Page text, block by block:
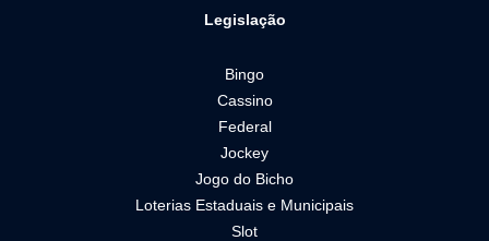
Legislação
Bingo
Cassino
Federal
Jockey
Jogo do Bicho
Loterias Estaduais e Municipais
Slot